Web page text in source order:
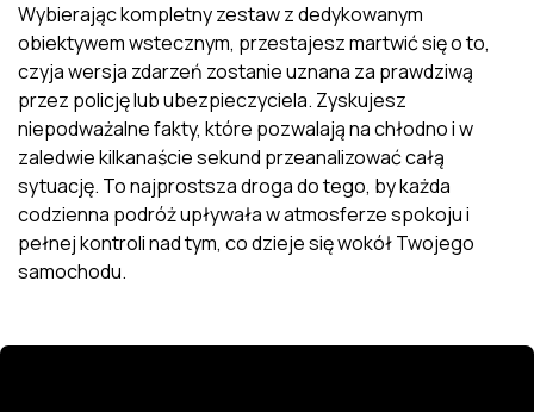
Wybierając kompletny zestaw z dedykowanym
obiektywem wstecznym, przestajesz martwić się o to,
czyja wersja zdarzeń zostanie uznana za prawdziwą
przez policję lub ubezpieczyciela. Zyskujesz
niepodważalne fakty, które pozwalają na chłodno i w
zaledwie kilkanaście sekund przeanalizować całą
sytuację. To najprostsza droga do tego, by każda
codzienna podróż upływała w atmosferze spokoju i
pełnej kontroli nad tym, co dzieje się wokół Twojego
samochodu.